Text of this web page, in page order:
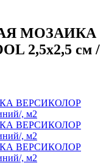
МОЗАИКА
2,5х2,5 см /